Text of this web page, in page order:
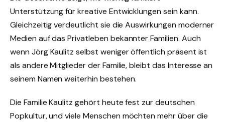
Unterstützung für kreative Entwicklungen sein kann.
Gleichzeitig verdeutlicht sie die Auswirkungen moderner
Medien auf das Privatleben bekannter Familien. Auch
wenn Jörg Kaulitz selbst weniger öffentlich präsent ist
als andere Mitglieder der Familie, bleibt das Interesse an
seinem Namen weiterhin bestehen.
Die Familie Kaulitz gehört heute fest zur deutschen
Popkultur, und viele Menschen möchten mehr über die